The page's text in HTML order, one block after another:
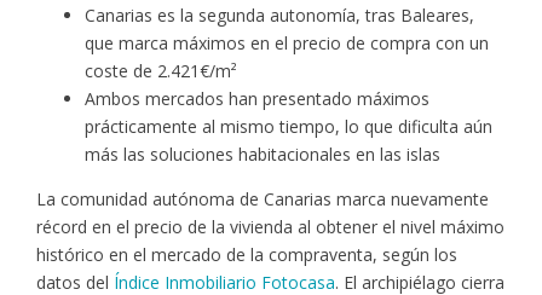
Canarias es la segunda autonomía, tras Baleares,
que marca máximos en el precio de compra con un
coste de 2.421€/m²
Ambos mercados han presentado máximos
prácticamente al mismo tiempo, lo que dificulta aún
más las soluciones habitacionales en las islas
La comunidad autónoma de Canarias marca nuevamente
récord en el precio de la vivienda al obtener el nivel máximo
histórico en el mercado de la compraventa, según los
datos del Índice Inmobiliario Fotocasa. El archipiélago cierra